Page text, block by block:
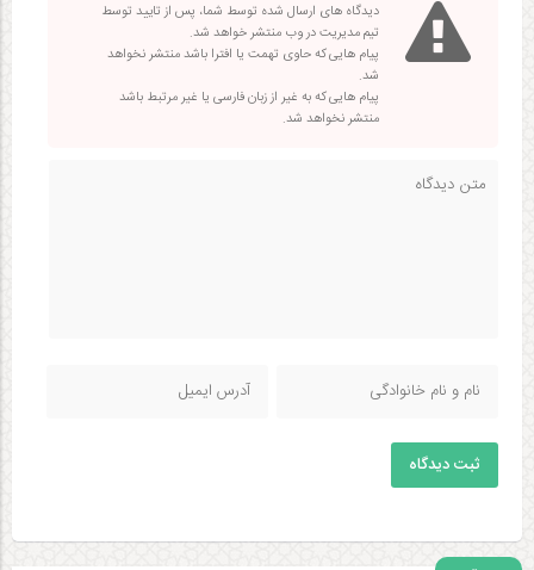
دیدگاه های ارسال شده توسط شما، پس از تایید توسط
تیم مدیریت در وب منتشر خواهد شد.
پیام هایی که حاوی تهمت یا افترا باشد منتشر نخواهد
شد.
پیام هایی که به غیر از زبان فارسی یا غیر مرتبط باشد
منتشر نخواهد شد.
ثبت دیدگاه